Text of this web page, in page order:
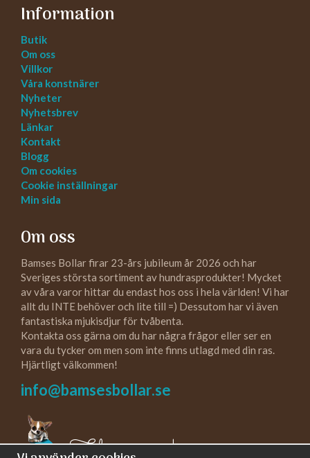
Information
Butik
Om oss
Villkor
Våra konstnärer
Nyheter
Nyhetsbrev
Länkar
Kontakt
Blogg
Om cookies
Cookie inställningar
Min sida
Om oss
Bamses Bollar firar 23-års jubileum år 2026 och har
Sveriges största sortiment av hundrasprodukter! Mycket
av våra varor hittar du endast hos oss i hela världen! Vi har
allt du INTE behöver och lite till =) Dessutom har vi även
fantastiska mjukisdjur för tvåbenta.
Kontakta oss gärna om du har några frågor eller ser en
vara du tycker om men som inte finns utlagd med din ras.
Hjärtligt välkommen!
info@bamsesbollar.se
Följ oss gärna!